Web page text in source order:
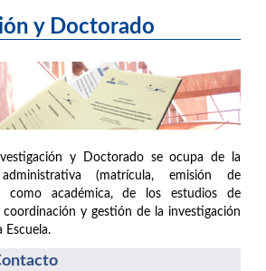
y Doctorado
y Doctorado se ocupa de la
(matrícula, emisión de
como académica, de los estudios de
y gestión de la investigación
Escuela.